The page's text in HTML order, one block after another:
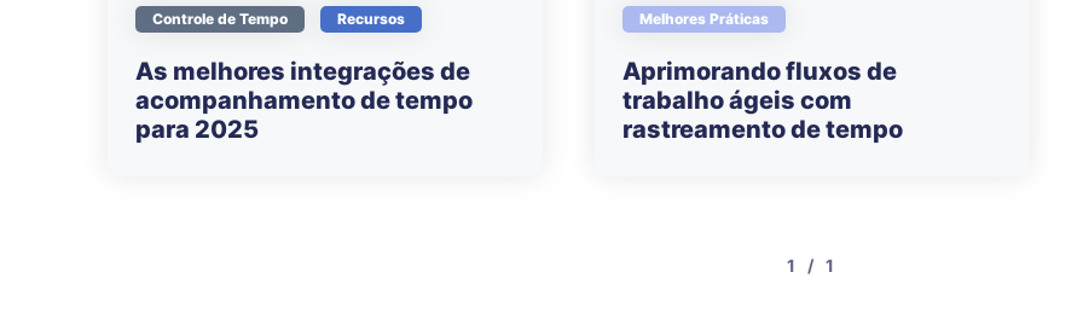
Controle de Tempo Recursos
As melhores integrações de
acompanhamento de tempo
para 2025
Melhores Práticas
Aprimorando fluxos de
trabalho ágeis com
rastreamento de tempo
1 / 1